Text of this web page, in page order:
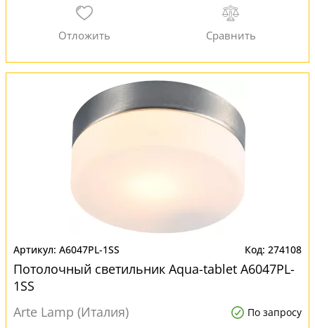
A6047PL-1SS 274108
Потолочный светильник Aqua-tablet A6047PL-
1SS
Arte Lamp (Италия)
По запросу